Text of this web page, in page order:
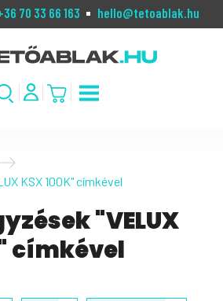
70 33 66 163 hello@tetoablak.hu
KSX 100K" címkével
"VELUX
címkével